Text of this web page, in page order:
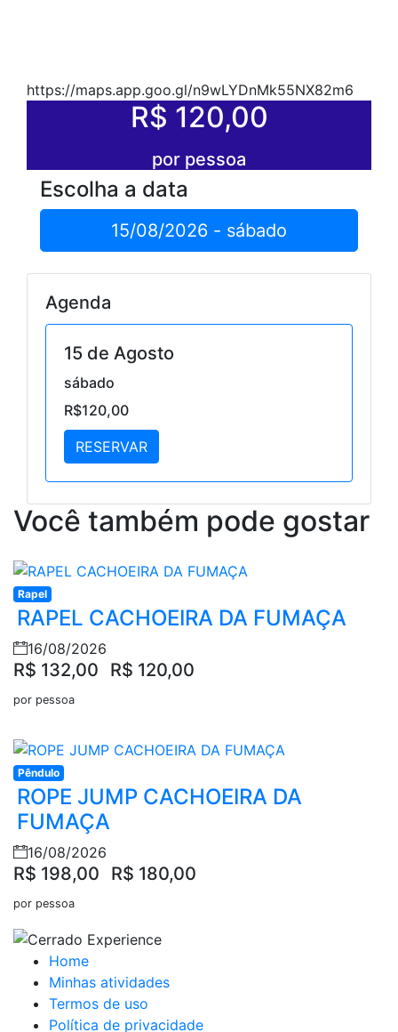
https://maps.app.goo.gl/n9wLYDnMk55NX82m6
R$ 120,00
por pessoa
Escolha a data
15/08/2026 - sábado
Agenda
15 de Agosto
sábado
R$120,00
RESERVAR
Você também pode gostar
Rapel
RAPEL CACHOEIRA DA FUMAÇA
16/08/2026
R$ 132,00 R$ 120,00
por pessoa
Pêndulo
ROPE JUMP CACHOEIRA DA
FUMAÇA
16/08/2026
R$ 198,00 R$ 180,00
por pessoa
Home
Minhas atividades
Termos de uso
Política de privacidade